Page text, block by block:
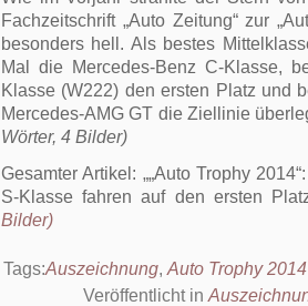
Fachzeitschrift „Auto Zeitung“ zur
besonders hell. Als bestes
Mal die Mercedes-Benz C-Klasse,
Klasse (W222) den ersten Platz und
Mercedes-AMG GT die Ziellinie
Wörter, 4 Bilder)
Gesamter Artikel:
„Auto Trophy
S-Klasse fahren auf den ersten
Bilder)
Tags:Auszeichnung, Auto Trophy 2014
Veröffentlicht in